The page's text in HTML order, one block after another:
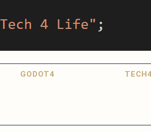
GODOT4